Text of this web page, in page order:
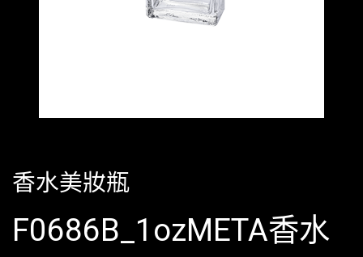
香水美妝瓶
F0686B_1ozMETA香水